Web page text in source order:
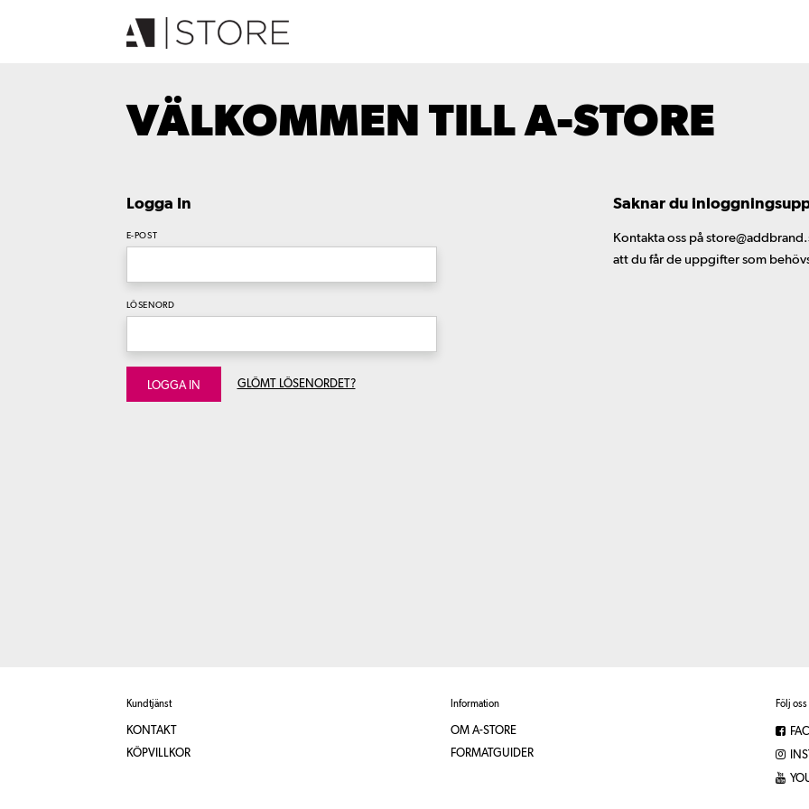
VÄLKOMMEN TILL A-STORE
Logga In
E-POST
LÖSENORD
LOGGA IN GLÖMT LÖSENORDET?
Saknar du
Kontakta oss på
att du får de uppgifter som
Kundtjänst
KONTAKT
KÖPVILLKOR
Information
OM A-STORE
FORMATGUIDER
Följ oss